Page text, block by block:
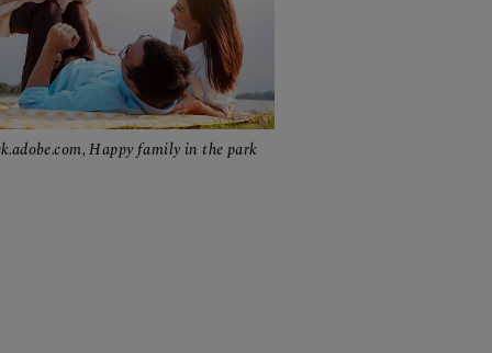
Happy family in the park